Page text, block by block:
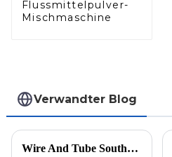
Flussmittelpulver-
Mischmaschine
Verwandter Blog
Wire And Tube Southeast Asia findet vom 5. bis 7. Oktober 2022 statt